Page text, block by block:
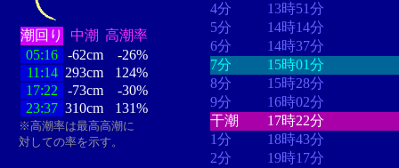
潮回り 中潮 高潮率
05:16
-62cm
-26%
11:14 293cm
124%
17:22
-73cm
-30%
23:37 310cm 131%
※高潮率は最高高潮に
対しての率を示す。
4分
13時51分
5分
14時14分
6分
14時37分
7分
15時01分
8分
15時28分
9分
16時02分
干潮
17時22分
1分
18時43分
2分
19時17分